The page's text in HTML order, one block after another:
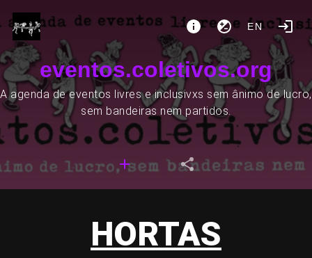
EN
eventos.coletivos.org
A agenda de eventos livres e inclusivxs sem ânimo de lucro,
sem bandeiras nem partidos.
HORTAS